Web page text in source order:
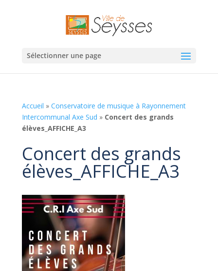
Sélectionner une page
Accueil » Conservatoire de musique à Rayonnement
Intercommunal Axe Sud » Concert des grands
élèves_AFFICHE_A3
Concert des grands
élèves_AFFICHE_A3